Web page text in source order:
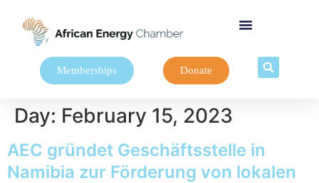
Memberships Donate
Day: February 15, 2023
AEC gründet Geschäftsstelle in
Namibia zur Förderung von lokalen